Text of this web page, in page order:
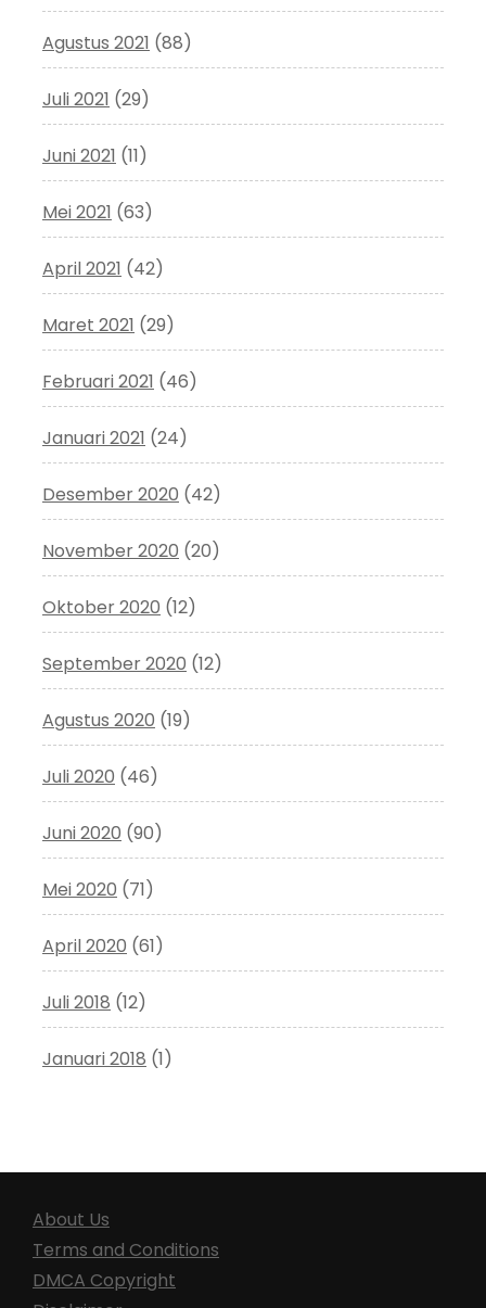
Agustus 2021 (88)
Juli 2021 (29)
Juni 2021 (11)
Mei 2021 (63)
April 2021 (42)
Maret 2021 (29)
Februari 2021 (46)
Januari 2021 (24)
Desember 2020 (42)
November 2020 (20)
Oktober 2020 (12)
September 2020 (12)
Agustus 2020 (19)
Juli 2020 (46)
Juni 2020 (90)
Mei 2020 (71)
April 2020 (61)
Juli 2018 (12)
Januari 2018 (1)
About Us
Terms and Conditions
DMCA Copyright